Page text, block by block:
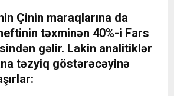
Çinin maraqlarına da
təxminən 40%-i Fars
gəlir. Lakin analitiklər
təzyiq göstərəcəyinə